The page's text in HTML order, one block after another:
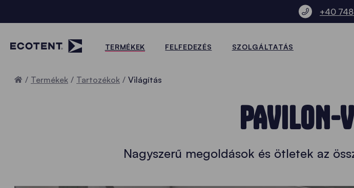
+40
TERMÉKEK FELFEDEZÉS SZOLGÁLTATÁS
Home
Termékek Tartozékok Világítás
PAVILON-
Nagyszerű megoldások és ötletek az